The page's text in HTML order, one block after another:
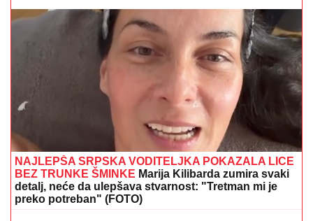
Jovana Jeremić žestoko RASKRINKALA bivšeg
nakon veridbe: "U dugovima je!" Isplivala istina o
njegovim milionima
SANJA GRUJIĆ JE DRUGA OSOBA!
Pokazala šta radi posle raskida sa
Markom: Odavde NE IZLAZI, promene
na njoj bodu oči (FOTO)